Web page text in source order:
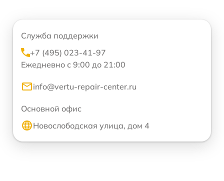
Служба поддержки
+7 (495) 023-41-97
Ежедневно с 9:00 до 21:00
info@vertu-repair-center.ru
Основной офис
Новослободская улица, дом 4